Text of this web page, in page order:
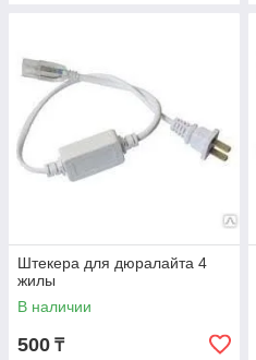
Штекера для дюралайта 4
жилы
В наличии
500 ₸